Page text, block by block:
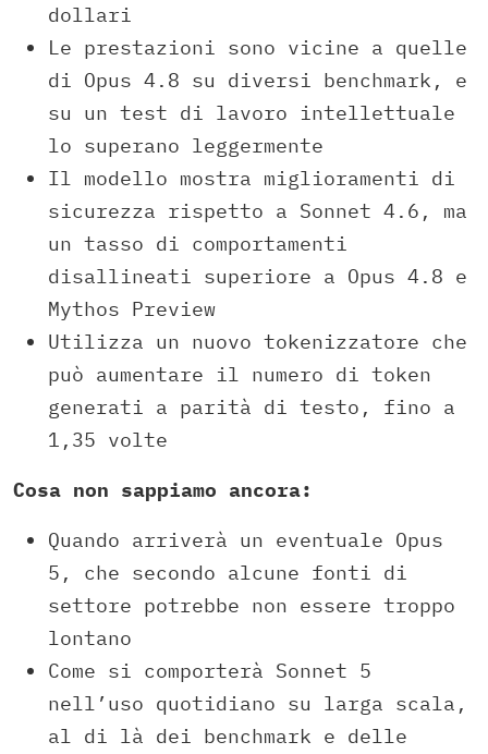
dollari
Le prestazioni sono vicine a quelle
di Opus 4.8 su diversi benchmark, e
su un test di lavoro intellettuale
lo superano leggermente
Il modello mostra miglioramenti di
sicurezza rispetto a Sonnet 4.6, ma
un tasso di comportamenti
disallineati superiore a Opus 4.8 e
Mythos Preview
Utilizza un nuovo tokenizzatore che
può aumentare il numero di token
generati a parità di testo, fino a
1,35 volte
Cosa non sappiamo ancora:
Quando arriverà un eventuale Opus
5, che secondo alcune fonti di
settore potrebbe non essere troppo
lontano
Come si comporterà Sonnet 5
nell’uso quotidiano su larga scala,
al di là dei benchmark e delle